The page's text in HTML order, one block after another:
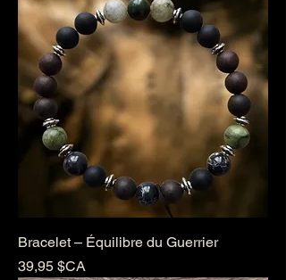
Bracelet – Équilibre du Guerrier
Prix
39,95 $CA